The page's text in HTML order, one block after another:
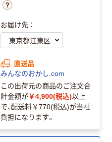
お届け先：
直送品
みんなのおかし.com
この出荷元の商品のご注文合
計金額が￥4,900(税込)以上
で、配送料￥770(税込)が当社
負担になります。